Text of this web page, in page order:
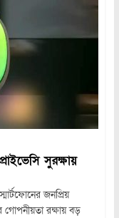
সুরক্ষায়
জনপ্রিয়
গোপনীয়তা রক্ষায় বড়